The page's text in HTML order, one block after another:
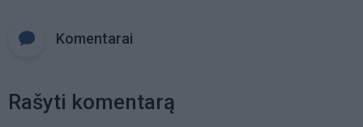
Komentarai
Rašyti komentarą